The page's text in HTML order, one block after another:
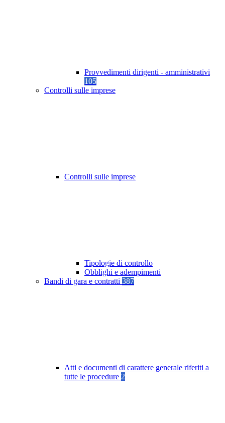
Provvedimenti dirigenti - amministrativi
105
Controlli sulle imprese
Controlli sulle imprese
Tipologie di controllo
Obblighi e adempimenti
Bandi di gara e contratti 387
Atti e documenti di carattere generale riferiti a
tutte le procedure 2